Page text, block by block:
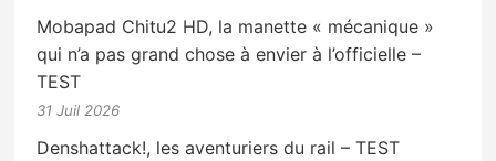
Mobapad Chitu2 HD, la manette « mécanique »
qui n’a pas grand chose à envier à l’officielle –
TEST
31 Juil 2026
Denshattack!, les aventuriers du rail – TEST